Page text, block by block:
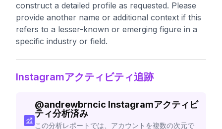
construct a detailed profile as requested. Please
provide another name or additional context if this
refers to a lesser-known or emerging figure in a
specific industry or field.
Instagramアクティビティ追跡
@andrewbrncic Instagramアクティビ
ティ分析済み
この分析レポートでは、アカウントを複数の次元で